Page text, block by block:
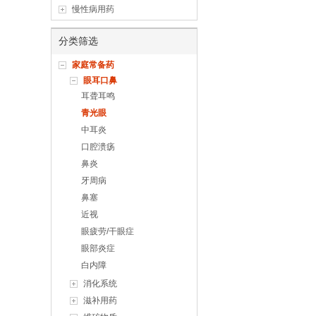
慢性病用药
分类筛选
家庭常备药
眼耳口鼻
耳聋耳鸣
青光眼
中耳炎
口腔溃疡
鼻炎
牙周病
鼻塞
近视
眼疲劳/干眼症
眼部炎症
白内障
消化系统
滋补用药